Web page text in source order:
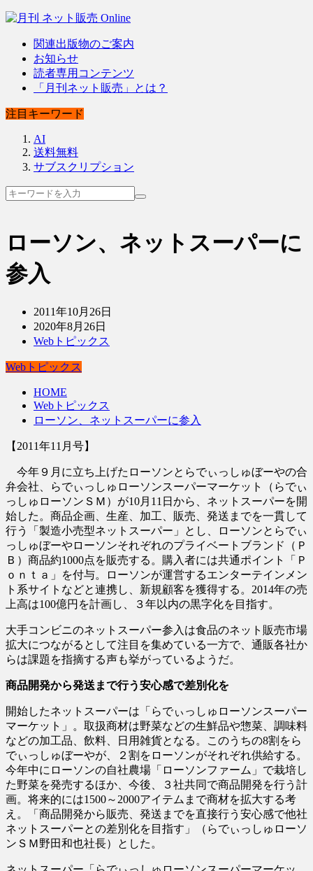
関連出版物のご案内
お知らせ
読者専用コンテンツ
「月刊ネット販売」とは？
注目キーワード
AI
送料無料
サブスクリプション
ローソン、ネットスーパーに
参入
2011年10月26日
2020年8月26日
Webトピックス
Webトピックス
HOME
Webトピックス
ローソン、ネットスーパーに参入
【2011年11月号】
今年９月に立ち上げたローソンとらでぃっしゅぼーやの合
弁会社、らでぃっしゅローソンスーパーマーケット（らでぃ
っしゅローソンＳＭ）が10月11日から、ネットスーパーを開
始した。商品企画、生産、加工、販売、発送までを一貫して
行う「製造小売型ネットスーパー」とし、ローソンとらでぃ
っしゅぼーやローソンそれぞれのプライベートブランド（Ｐ
Ｂ）商品約1000点を販売する。購入者には共通ポイント「Ｐ
ｏｎｔａ」を付与。ローソンが運営するエンターテインメン
ト系サイトなどと連携し、新規顧客を獲得する。2014年の売
上高は100億円を計画し、３年以内の黒字化を目指す。
大手コンビニのネットスーパー参入は食品のネット販売市場
拡大につながるとして注目を集めている一方で、通販各社か
らは課題を指摘する声も挙がっているようだ。
商品開発から発送まで行う安心感で差別化を
開始したネットスーパーは「らでぃっしゅローソンスーパー
マーケット」。取扱商材は野菜などの生鮮品や惣菜、調味料
などの加工品、飲料、日用雑貨となる。このうちの8割をら
でぃっしゅぼーやが、２割をローソンがそれぞれ供給する。
今年中にローソンの自社農場「ローソンファーム」で栽培し
た野菜を発売するほか、今後、３社共同で商品開発を行う計
画。将来的には1500～2000アイテムまで商材を拡大する考
え。「商品開発から販売、発送までを直接行う安心感で他社
ネットスーパーとの差別化を目指す」（らでぃっしゅローソ
ンＳＭ野田和也社長）とした。